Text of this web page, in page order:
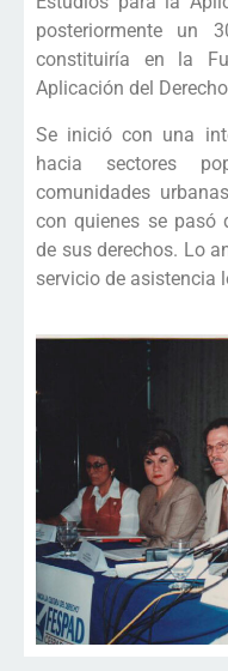
posteriormente un
constituiría en la
Aplicación del
Se inició con una
hacia sectores
comunidades
con quienes se pasó
de sus derechos. Lo
servicio de asistencia